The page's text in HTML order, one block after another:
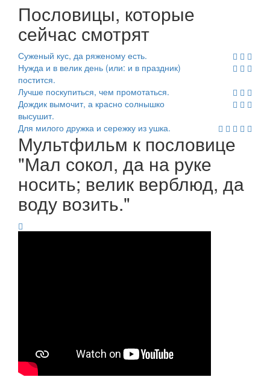
Пословицы, которые
сейчас смотрят
Суженый кус, да ряженому есть.
Нужда и в велик день (или: и в праздник)
постится.
Лучше поскупиться, чем промотаться.
Дождик вымочит, а красно солнышко
высушит.
Для милого дружка и сережку из ушка.
Мультфильм к пословице
"Мал сокол, да на руке
носить; велик верблюд, да
воду возить."